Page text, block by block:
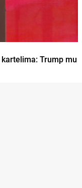
Trump mu